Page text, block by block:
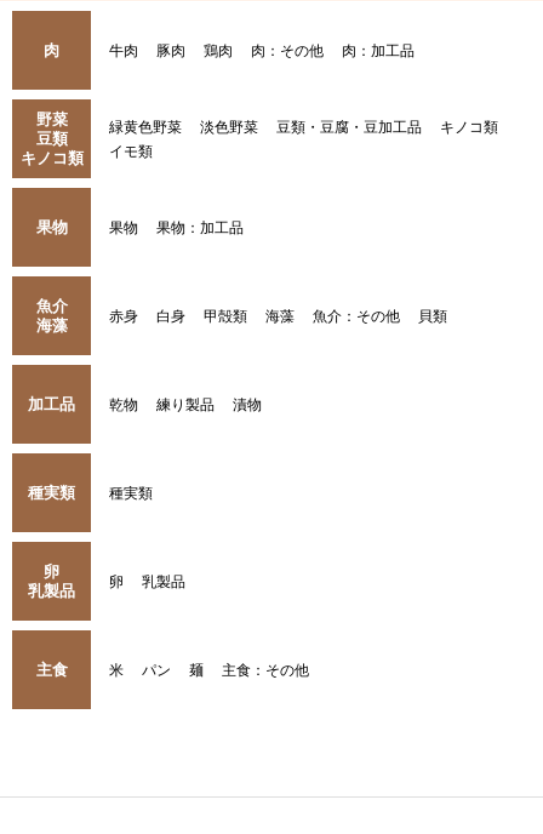
肉 牛肉 豚肉 鶏肉 肉：その他 肉：加工品
野菜
豆類
キノコ類
緑黄色野菜 淡色野菜 豆類・豆腐・豆加工品
キノコ類
イモ類
果物 果物 果物：加工品
魚介
海藻
赤身 白身 甲殻類 海藻 魚介：その他 貝類
加工品 乾物 練り製品 漬物
種実類 種実類
卵
乳製品
卵 乳製品
主食 米 パン 麺 主食：その他